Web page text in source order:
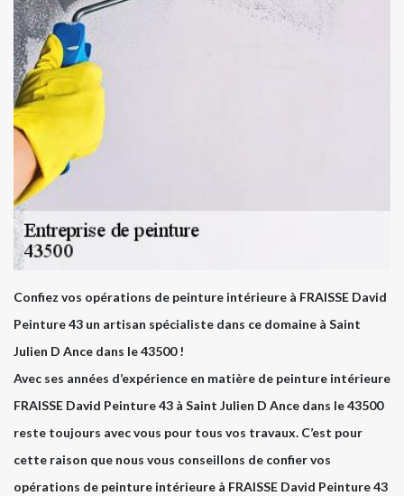
Confiez vos opérations de peinture intérieure à FRAISSE David
Peinture 43 un artisan spécialiste dans ce domaine à Saint
Julien D Ance dans le 43500 !
Avec ses années d’expérience en matière de peinture intérieure
FRAISSE David Peinture 43 à Saint Julien D Ance dans le 43500
reste toujours avec vous pour tous vos travaux. C’est pour
cette raison que nous vous conseillons de confier vos
opérations de peinture intérieure à FRAISSE David Peinture 43